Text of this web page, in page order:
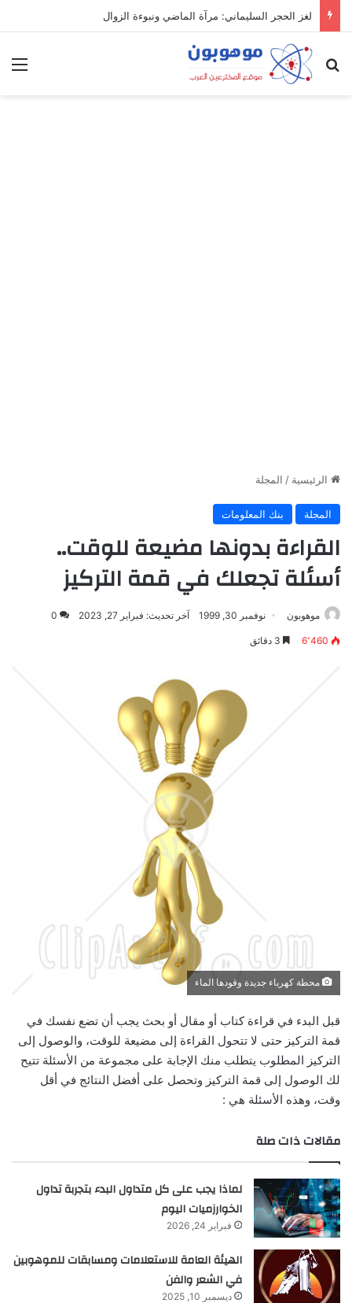
لغز الحجر السليماني: مرآة الماضي ونبوءة الزوال
بحث عن
الرئيسية / المجلة
المجلة بنك المعلومات
القراءة بدونها مضيعة للوقت..
أسئلة تجعلك في قمة التركيز
موهوبون نوفمبر 30, 1999 آخر تحديث: فبراير 27, 2023 0
6٬460
محطة كهرباء جديدة وقودها الماء
قبل البدء في قراءة كتاب أو مقال أو بحث يجب أن تضع نفسك في
قمة التركيز حتى لا تتحول القراءة إلى مضيعة للوقت، والوصول إلى
التركيز المطلوب يتطلب منك الإجابة على مجموعة من الأسئلة تتيح
لك الوصول إلى قمة التركيز وتحصل على أفضل النتائج في أقل
وقت، وهذه الأسئلة هي :
مقالات ذات صلة
لماذا يجب على كل متداول البدء بتجربة تداول
الخوارزميات اليوم
فبراير 24, 2026
الهيئة العامة للاستعلامات ومسابقات للموهوبين
في الشعر والفن
ديسمبر 10, 2025